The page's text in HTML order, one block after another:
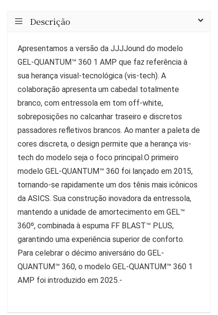
Descrição
Apresentamos a versão da JJJJound do modelo
GEL-QUANTUM™ 360 1 AMP que faz referência à
sua herança visual-tecnológica (vis-tech). A
colaboração apresenta um cabedal totalmente
branco, com entressola em tom off-white,
sobreposições no calcanhar traseiro e discretos
passadores refletivos brancos. Ao manter a paleta de
cores discreta, o design permite que a herança vis-
tech do modelo seja o foco principal.O primeiro
modelo GEL-QUANTUM™ 360 foi lançado em 2015,
tornando-se rapidamente um dos tênis mais icônicos
da ASICS. Sua construção inovadora da entressola,
mantendo a unidade de amortecimento em GEL™
360º, combinada à espuma FF BLAST™ PLUS,
garantindo uma experiência superior de conforto.
Para celebrar o décimo aniversário do GEL-
QUANTUM™ 360, o modelo GEL-QUANTUM™ 360 1
AMP foi introduzido em 2025.-